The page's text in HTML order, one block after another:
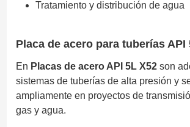
Tratamiento y distribución de agua
Placa de acero para tuberías API
En Placas de acero API 5L X52 son
sistemas de tuberías de alta presión y
ampliamente en proyectos de
gas y agua.